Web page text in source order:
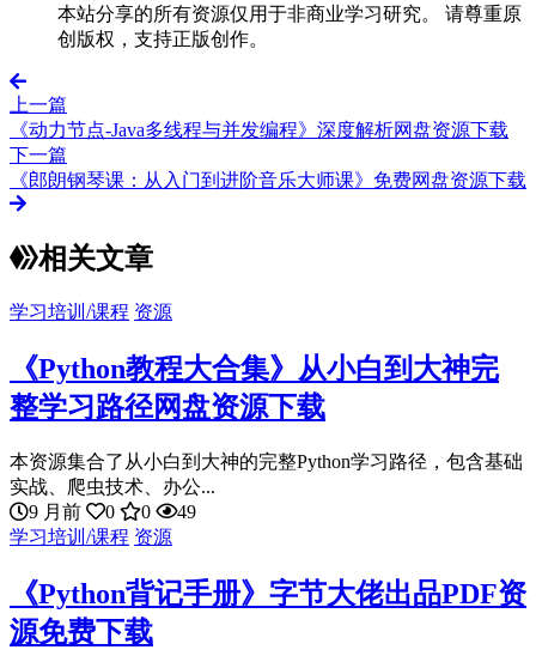
本站分享的所有资源仅用于非商业学习研究。 请尊重原
创版权，支持正版创作。
上一篇
《动力节点-Java多线程与并发编程》深度解析网盘资源下载
下一篇
《郎朗钢琴课：从入门到进阶音乐大师课》免费网盘资源下载
相关文章
学习培训/课程 资源
《Python教程大合集》从小白到大神完
整学习路径网盘资源下载
本资源集合了从小白到大神的完整Python学习路径，包含基础
实战、爬虫技术、办公...
9 月前
0 0
49
学习培训/课程 资源
《Python背记手册》字节大佬出品PDF资
源免费下载